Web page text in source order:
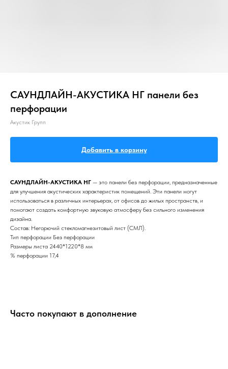
САУНДЛАЙН-АКУСТИКА НГ панели без
перфорации
Акустик Групп
Добавить в корзину
САУНДЛАЙН-АКУСТИКА НГ — это панели без перфорации, предназначенные
для улучшения акустических характеристик помещений. Эти панели могут
использоваться в различных интерьерах, от офисов до жилых пространств, и
помогают создать комфортную звуковую атмосферу без сильного изменения
дизайна.
Состав: Негорючий стекломагнезитовый лист (СМЛ).
Тип перфорации Без перфорации
Размеры листа 2440*1220*8 мм
% перфорации 17,4
Часто покупают в дополнение